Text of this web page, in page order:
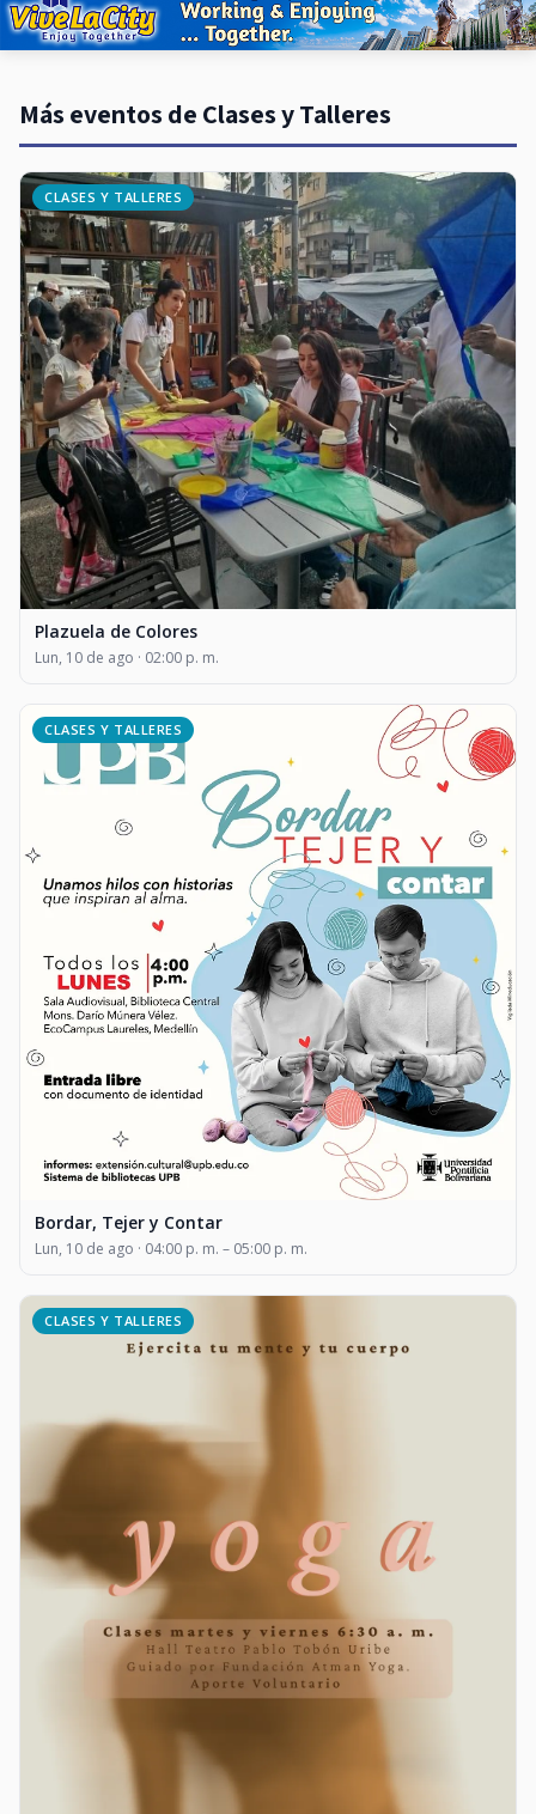
Más eventos de Clases y Talleres
CLASES Y TALLERES
Plazuela de Colores
Lun, 10 de ago · 02:00 p. m.
CLASES Y TALLERES
Bordar, Tejer y Contar
Lun, 10 de ago · 04:00 p. m. – 05:00 p. m.
CLASES Y TALLERES